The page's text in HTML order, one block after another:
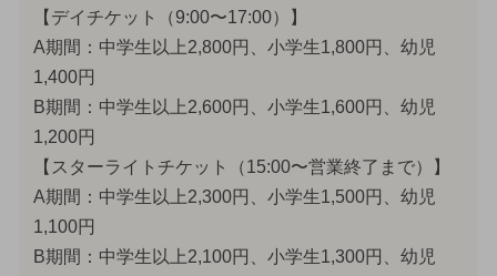
【デイチケット（9:00〜17:00）】
A期間：中学生以上2,800円、小学生1,800円、幼児
1,400円
B期間：中学生以上2,600円、小学生1,600円、幼児
1,200円
【スターライトチケット（15:00〜営業終了まで）】
A期間：中学生以上2,300円、小学生1,500円、幼児
1,100円
B期間：中学生以上2,100円、小学生1,300円、幼児